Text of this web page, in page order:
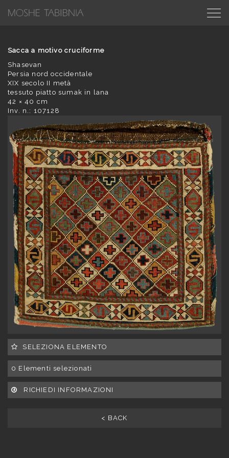
Sacca a motivo cruciforme
Shasevan
Persia nord occidentale
XIX secolo II metà
tessuto piatto sumak in lana
42 × 40 cm
Inv. n.: 107128
SELEZIONA ELEMENTO
0 Elementi selezionati
RICHIEDI INFORMAZIONI
< BACK